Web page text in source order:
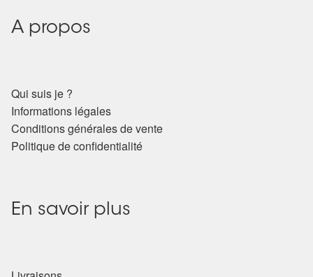
A propos
Qui suis je ?
Informations légales
Conditions générales de vente
Politique de confidentialité
En savoir plus